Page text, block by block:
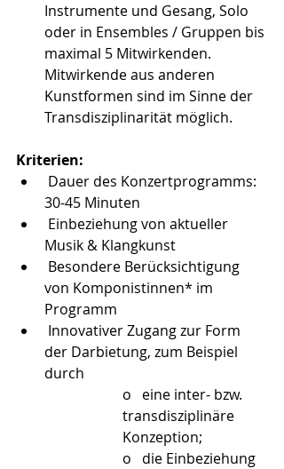
Instrumente und Gesang, Solo
oder in Ensembles / Gruppen bis
maximal 5 Mitwirkenden.
Mitwirkende aus anderen
Kunstformen sind im Sinne der
Transdisziplinarität möglich.
Kriterien:
Dauer des Konzertprogramms:
30-45 Minuten
Einbeziehung von aktueller
Musik & Klangkunst
von Komponistinnen* im
Programm
der Darbietung, zum Beispiel
durch
o   eine inter- bzw.
transdisziplinäre
Konzeption;
o   die Einbeziehung